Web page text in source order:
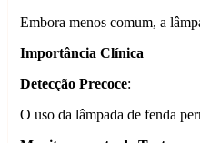
Embora menos comum, a
Importância Clínica
Detecção Precoce:
O uso da lâmpada de fenda